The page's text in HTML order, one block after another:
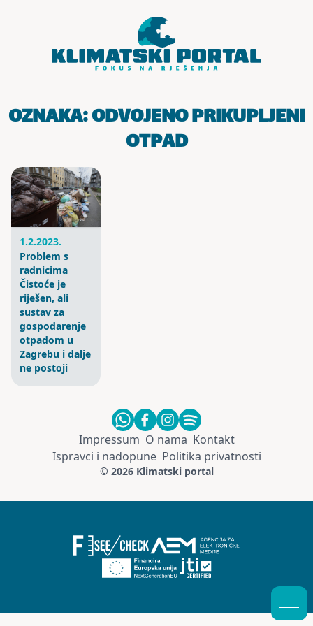
OZNAKA:ODVOJENO PRIKUPLJENI
OTPAD
1.2.2023.
Problem s
radnicima
Čistoće je
riješen, ali
sustav za
gospodarenje
otpadom u
Zagrebu i dalje
ne postoji
Impressum O nama Kontakt
Ispravci i nadopune Politika privatnosti
© 2026 Klimatski portal